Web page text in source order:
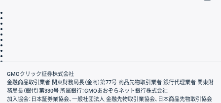
会社案内
GMOクリック証券株式会社
金融商品取引業者 関東財務局長（金商）第77号 商品先物取引業者 銀行代理業者 関東財
務局長（銀代）第330号 所属銀行：GMOあおぞらネット銀行株式会社
加入協会：日本証券業協会、一般社団法人 金融先物取引業協会、日本商品先物取引協会